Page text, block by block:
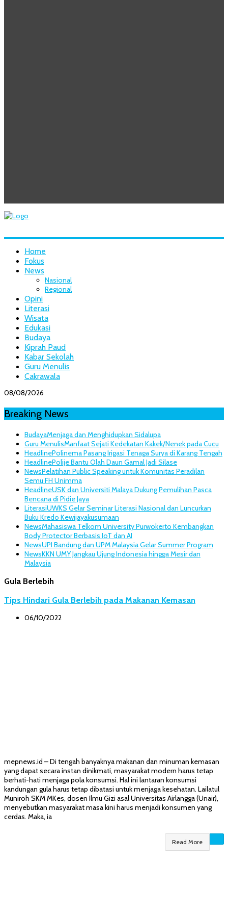
Home
Fokus
News
Nasional
Regional
Opini
Literasi
Wisata
Edukasi
Budaya
Kiprah Paud
Kabar Sekolah
Guru Menulis
Cakrawala
08/08/2026
Breaking News
BudayaMenjaga dan Menghidupkan Sidalupa
Guru MenulisManfaat Sejati Kedekatan Kakek/Nenek pada Cucu
HeadlinePolinema Pasang Irigasi Tenaga Surya di Karang Tengah
HeadlinePolije Bantu Olah Daun Gamal Jadi Silase
NewsPelatihan Public Speaking untuk Komunitas Peradilan
Semu FH Unimma
HeadlineUSK dan Universiti Malaya Dukung Pemulihan Pasca
Bencana di Pidie Jaya
LiterasiUWKS Gelar Seminar Literasi Nasional dan Luncurkan
Buku Kredo Kewijayakusumaan
NewsMahasiswa Telkom University Purwokerto Kembangkan
Body Protector Berbasis IoT dan AI
NewsUPI Bandung dan UPM Malaysia Gelar Summer Program
NewsKKN UMY Jangkau Ujung Indonesia hingga Mesir dan
Malaysia
Gula Berlebih
Tips Hindari Gula Berlebih pada Makanan Kemasan
06/10/2022
mepnews.id – Di tengah banyaknya makanan dan minuman kemasan
yang dapat secara instan dinikmati, masyarakat modern harus tetap
berhati-hati menjaga pola konsumsi. Hal ini lantaran konsumsi
kandungan gula harus tetap dibatasi untuk menjaga kesehatan. Lailatul
Muniroh SKM MKes, dosen Ilmu Gizi asal Universitas Airlangga (Unair),
menyebutkan masyarakat masa kini harus menjadi konsumen yang
cerdas. Maka, ia
Read More